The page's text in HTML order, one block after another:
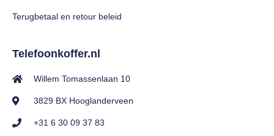
Terugbetaal en retour beleid
Telefoonkoffer.nl
Willem Tomassenlaan 10
3829 BX Hooglanderveen
+31 6 30 09 37 83